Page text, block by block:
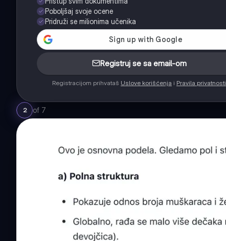
Poboljšaj svoje ocene
Pridruži se milionima učenika
Registruj se sa email-om
Registracijom prihvataš Uslove korišćenja i Pravila privatnosti
2 of 7